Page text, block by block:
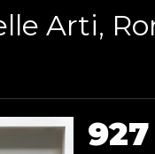
Arti,
927